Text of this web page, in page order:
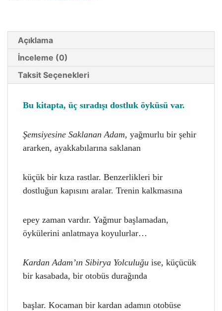
Açıklama
İnceleme (0)
Taksit Seçenekleri
Bu kitapta, üç sıradışı dostluk öyküsü var.
Şemsiyesine Saklanan Adam, yağmurlu bir şehir
ararken, ayakkabılarına saklanan
küçük bir kıza rastlar. Benzerlikleri bir
dostluğun kapısını aralar. Trenin kalkmasına
epey zaman vardır. Yağmur başlamadan,
öykülerini anlatmaya koyulurlar…
Kardan Adam’ın Sibirya Yolculuğu ise, küçücük
bir kasabada, bir otobüs durağında
başlar. Kocaman bir kardan adamın otobüse